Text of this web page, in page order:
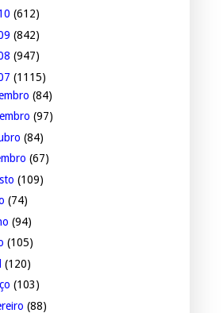
(612)
(842)
(947)
(1115)
(84)
(97)
(84)
(67)
(109)
(74)
(94)
(105)
(120)
(103)
(88)